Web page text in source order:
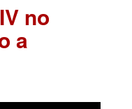
no
a